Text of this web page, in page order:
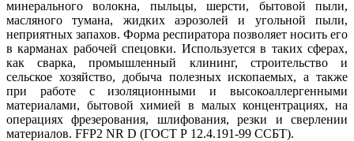
минерального волокна, пыльцы, шерсти, бытовой пыли,
масляного тумана, жидких аэрозолей и угольной пыли,
неприятных запахов. Форма респиратора позволяет носить его
в карманах рабочей спецовки. Используется в таких сферах,
как сварка, промышленный клининг, строительство и
сельское хозяйство, добыча полезных ископаемых, а также
при работе с изоляционными и высокоаллергенными
материалами, бытовой химией в малых концентрациях, на
операциях фрезерования, шлифования, резки и сверлении
материалов. FFP2 NR D (ГОСТ Р 12.4.191-99 ССБТ).